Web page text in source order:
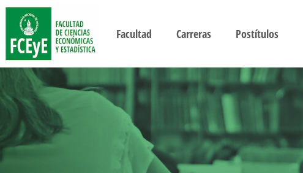
Facultad Carreras Postítulos